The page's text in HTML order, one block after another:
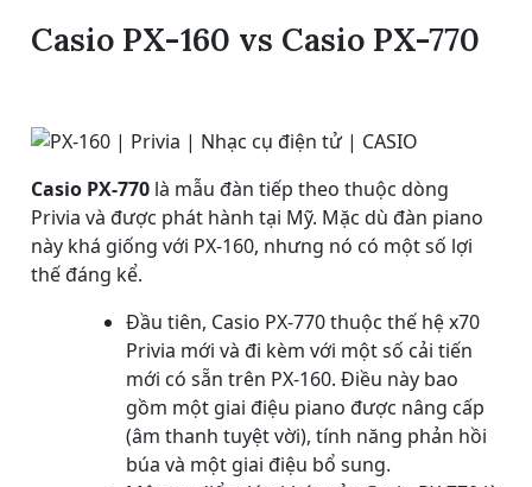
Casio PX-160 vs Casio PX-770
Casio PX-770 là mẫu đàn tiếp theo thuộc dòng
Privia và được phát hành tại Mỹ. Mặc dù đàn piano
này khá giống với PX-160, nhưng nó có một số lợi
thế đáng kể.
Đầu tiên, Casio PX-770 thuộc thế hệ x70
Privia mới và đi kèm với một số cải tiến
mới có sẵn trên PX-160. Điều này bao
gồm một giai điệu piano được nâng cấp
(âm thanh tuyệt vời), tính năng phản hồi
búa và một giai điệu bổ sung.